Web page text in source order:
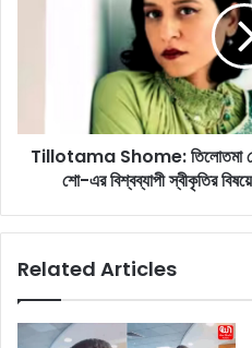
রে
র
a
:
Tillotama Shome: তিলোতমা শোম
শো-এর বিশ্বব্যাপী স্বীকৃতির
Related Articles